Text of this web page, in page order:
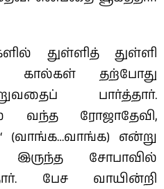
துள்ளித் துள்ளி
கால்கள் தற்போது
பார்த்தார்.
வந்த ரோஜாதேவி,
என்று
இருந்த சோபாவில்
பேச வாயின்றி